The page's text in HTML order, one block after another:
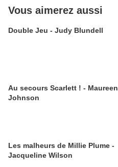
Vous aimerez aussi
Double Jeu - Judy Blundell
Au secours Scarlett ! - Maureen
Johnson
Les malheurs de Millie Plume -
Jacqueline Wilson